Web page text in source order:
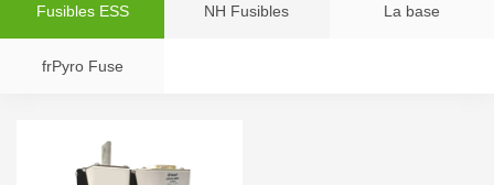
Fusibles ESS NH Fusibles La base
frPyro Fuse